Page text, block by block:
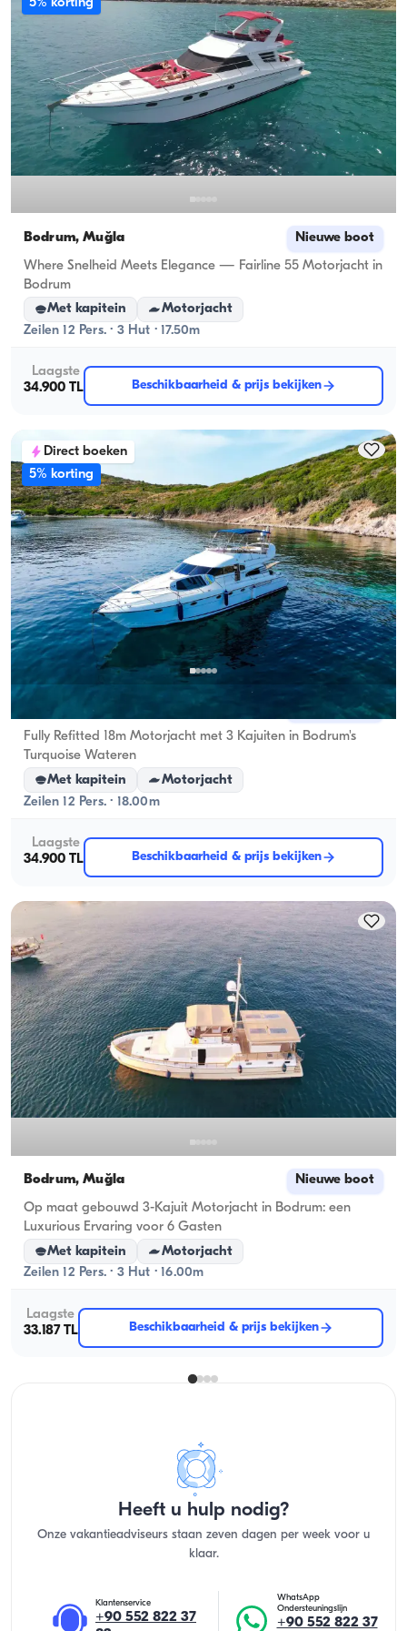
5% korting
Bodrum, Muğla Nieuwe boot
Where Snelheid Meets Elegance — Fairline 55 Motorjacht in
Bodrum
Met kapitein
Motorjacht
Zeilen 12 Pers. · 3 Hut · 17.50m
Laagste
34.900 TL
Beschikbaarheid & prijs bekijken
Direct boeken
5% korting
Bodrum, Muğla Nieuwe boot
Fully Refitted 18m Motorjacht met 3 Kajuiten in Bodrum's
Turquoise Wateren
Met kapitein
Motorjacht
Zeilen 12 Pers. · 18.00m
Laagste
34.900 TL
Beschikbaarheid & prijs bekijken
Bodrum, Muğla Nieuwe boot
Op maat gebouwd 3-Kajuit Motorjacht in Bodrum: een
Luxurious Ervaring voor 6 Gasten
Met kapitein
Motorjacht
Zeilen 12 Pers. · 3 Hut · 16.00m
Laagste
33.187 TL
Beschikbaarheid & prijs bekijken
Heeft u hulp nodig?
Onze vakantieadviseurs staan zeven dagen per week voor u
klaar.
Klantenservice
+90 552 822 37
WhatsApp
Ondersteuningslijn
+90 552 822 37